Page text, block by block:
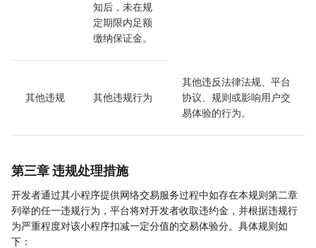
知后，未在规
定期限内足额
缴纳保证金。
其他违规 其他违规行为
其他违反法律法规、平台
协议、规则或影响用户交
易体验的行为。
第三章 违规处理措施
开发者通过其小程序提供网络交易服务过程中如存在本规则第二章
列举的任一违规行为，平台将对开发者收取违约金，并根据违规行
为严重程度对该小程序扣减一定分值的交易体验分。具体规则如
下：